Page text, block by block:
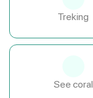
Treking
See coral